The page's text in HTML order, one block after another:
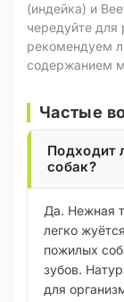
(индейка) и
чередуйте для
рекомендуем
содержанием
Частые
Подходит
собак?
Да. Нежная
легко
пожилых
зубов.
для